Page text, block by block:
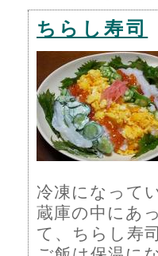
ちらし寿司
冷凍になって
蔵庫の中にあ
て、ちらし寿